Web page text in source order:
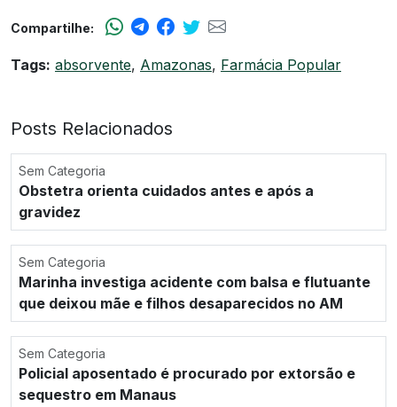
Compartilhe:
Tags: absorvente, Amazonas, Farmácia Popular
Posts Relacionados
Sem Categoria
Obstetra orienta cuidados antes e após a
gravidez
Sem Categoria
Marinha investiga acidente com balsa e flutuante
que deixou mãe e filhos desaparecidos no AM
Sem Categoria
Policial aposentado é procurado por extorsão e
sequestro em Manaus